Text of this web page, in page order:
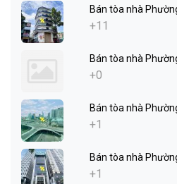
Bán tòa nhà
+11
Bán tòa nhà
+0
Bán tòa nhà
+1
Bán tòa nhà
+1